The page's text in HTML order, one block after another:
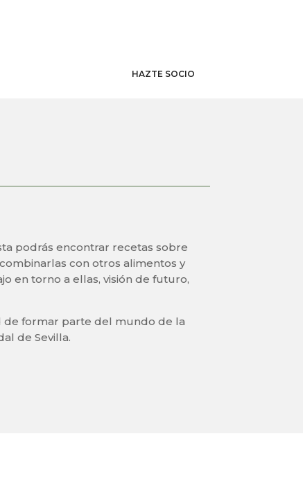
HAZTE SOCIO
podrás encontrar recetas sobre
con otros alimentos y
en torno a ellas, visión de futuro,
de formar parte del mundo de la
de Sevilla.